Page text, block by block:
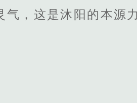
，这是沐阳的本源力